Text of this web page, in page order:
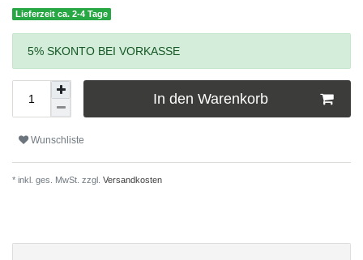
Lieferzeit ca. 2-4 Tage
5% SKONTO BEI VORKASSE
In den Warenkorb
Wunschliste
* inkl. ges. MwSt. zzgl. Versandkosten